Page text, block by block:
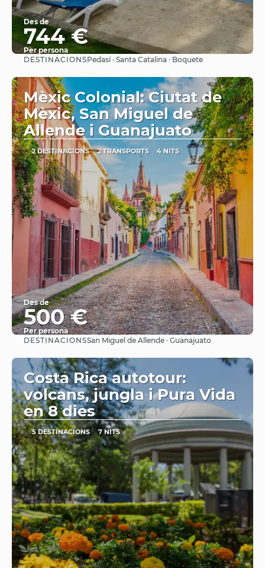
Des de
744 €
Per persona
Veure
DESTINACIONSPedasí · Santa Catalina · Boquete
Mèxic Colonial: Ciutat de
Mèxic, San Miguel de
Allende i Guanajuato
2 DESTINACIONS 2 TRANSPORTS 4 NITS
Des de
500 €
Per persona
Veure
DESTINACIONSSan Miguel de Allende · Guanajuato
Costa Rica autotour:
volcans, jungla i Pura Vida
en 8 dies
5 DESTINACIONS 7 NITS